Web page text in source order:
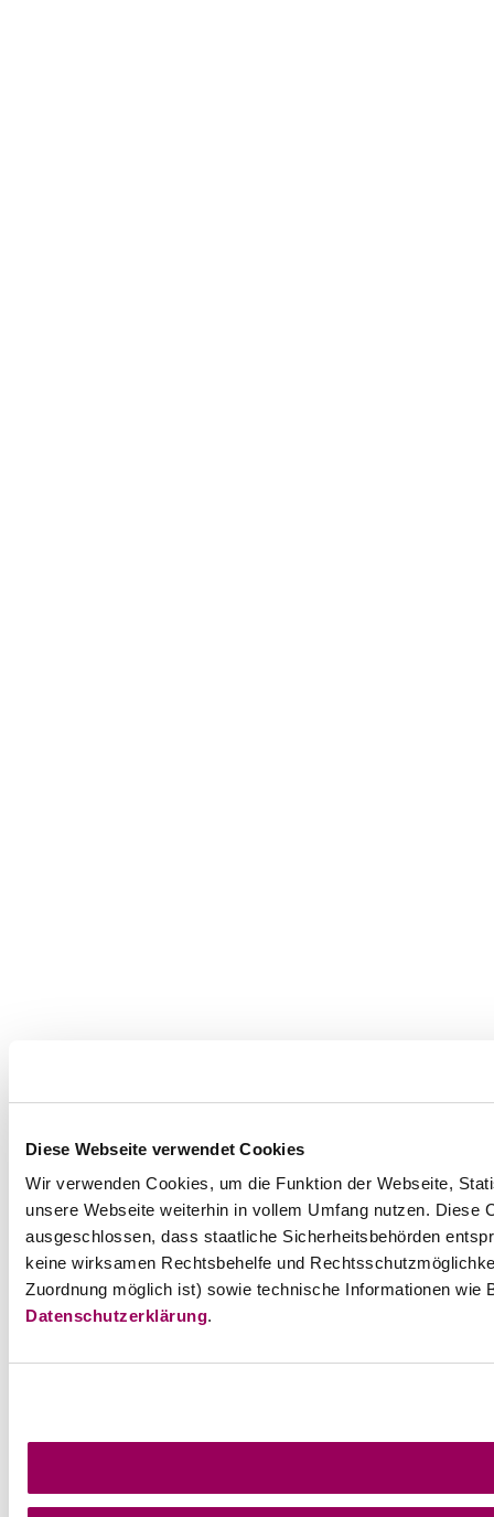
Diese Webseite verwendet Cookies
Wir verwenden Cookies, um die Funktion der Webseite,
unsere Webseite weiterhin in vollem Umfang nutzen.
ausgeschlossen, dass staatliche Sicherheitsbehörden
keine wirksamen Rechtsbehelfe und
Zuordnung möglich ist) sowie technische Informationen
Datenschutzerklärung.